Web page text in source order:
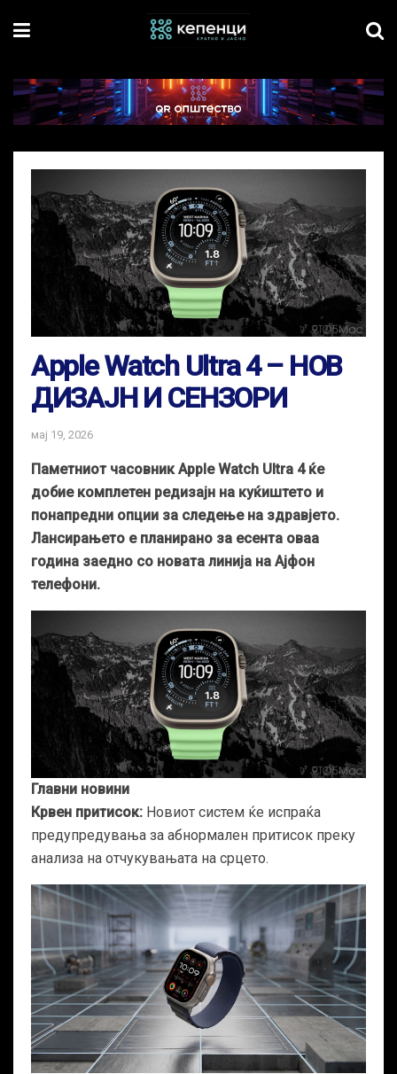
Apple Watch Ultra 4 – НОВ
ДИЗАЈН И СЕНЗОРИ
мај 19, 2026
Паметниот часовник Apple Watch Ultra 4 ќе
добие комплетен редизајн на куќиштето и
понапредни опции за следење на здравјето.
Лансирањето е планирано за есента оваа
година заедно со новата линија на Ајфон
телефони.
Главни новини
Крвен притисок: Новиот систем ќе испраќа
предупредувања за абнормален притисок преку
анализа на отчукувањата на срцето.